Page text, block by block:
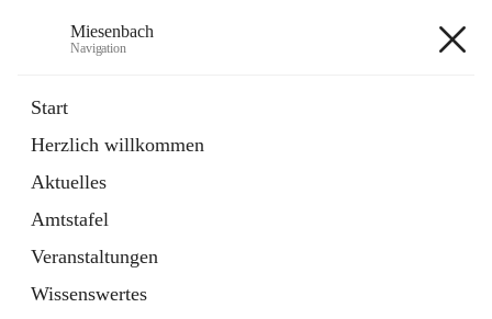
Miesenbach
Navigation
Start
Herzlich willkommen
Aktuelles
Amtstafel
Veranstaltungen
Wissenswertes
Externe Webseite
in
Tab
Region Schneebergland
Externe Webseite
öffnet
in
neuem
Tab